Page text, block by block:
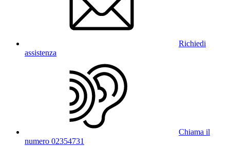
Richiedi
assistenza
Chiama il
numero 02354731